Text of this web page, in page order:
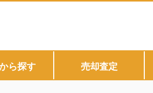
ら探す 売却査定